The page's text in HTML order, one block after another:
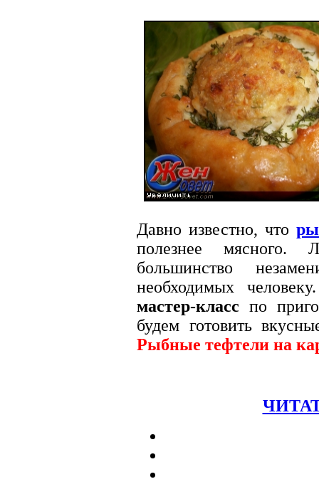
Давно известно, что
полезнее
большинство
необходимых
мастер-класс по
будем готовить
Рыбные тефтели на